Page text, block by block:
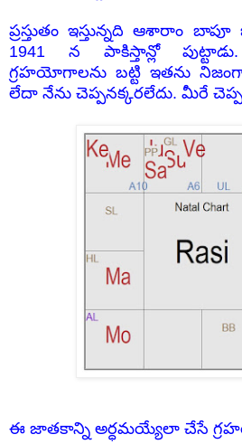
ప్రస్తుతం ఇస్తున్నది ఆశారాం
1941 న పాకిస్తాన్లో
గ్రహయోగాలను బట్టి ఇతను
లేదా నేను చెప్పనక్కరలేదు. మీరే
ఈ జాతకాన్ని అర్ధమయ్యేలా చేసే